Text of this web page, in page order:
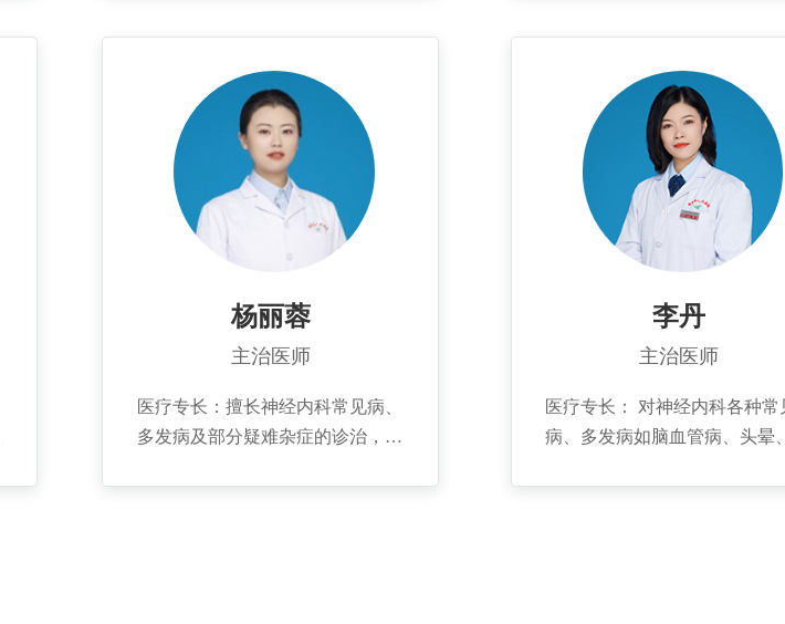
林大学白求恩第一医院进修学习一
年，曾发表国家级专业论文十余
篇，出版专业论著三部。...
2008年曾到首都医科大学宣武
神经内科进修一年，曾在国内
杂志上发表专业论文十余篇，
专业论著二部。...
杨丽蓉
主治医师
医疗专长：擅长神经内科常见病、
多发病及部分疑难杂症的诊治，对
李丹
主治医师
医疗专长： 对神经内科各种常见
病、多发病如脑血管病、头晕